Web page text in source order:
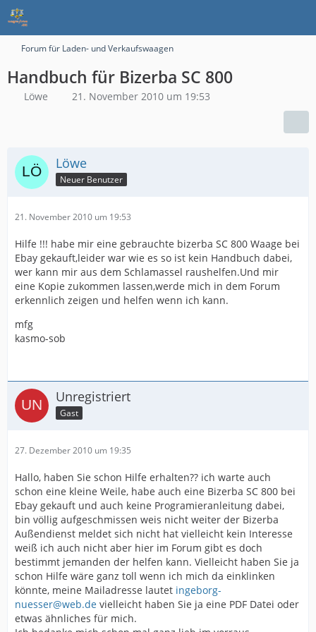
Forum für Laden- und Verkaufswaagen
Handbuch für Bizerba SC 800
Löwe 21. November 2010 um 19:53
Löwe
Neuer Benutzer
21. November 2010 um 19:53
Hilfe !!! habe mir eine gebrauchte bizerba SC 800 Waage bei
Ebay gekauft,leider war wie es so ist kein Handbuch dabei,
wer kann mir aus dem Schlamassel raushelfen.Und mir
eine Kopie zukommen lassen,werde mich in dem Forum
erkennlich zeigen und helfen wenn ich kann.
mfg
kasmo-sob
Unregistriert
Gast
27. Dezember 2010 um 19:35
Hallo, haben Sie schon Hilfe erhalten?? ich warte auch
schon eine kleine Weile, habe auch eine Bizerba SC 800 bei
Ebay gekauft und auch keine Programieranleitung dabei,
bin völlig aufgeschmissen weis nicht weiter der Bizerba
Außendienst meldet sich nicht hat vielleicht kein Interesse
weiß ich auch nicht aber hier im Forum gibt es doch
bestimmt jemanden der helfen kann. Vielleicht haben Sie ja
schon Hilfe wäre ganz toll wenn ich mich da einklinken
könnte, meine Mailadresse lautet ingeborg-
nuesser@web.de vielleicht haben Sie ja eine PDF Datei oder
etwas ähnliches für mich.